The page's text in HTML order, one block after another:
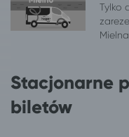
Zabrze
Mielno
Zielona Góra
Tylko
Stacjonarne
biletów